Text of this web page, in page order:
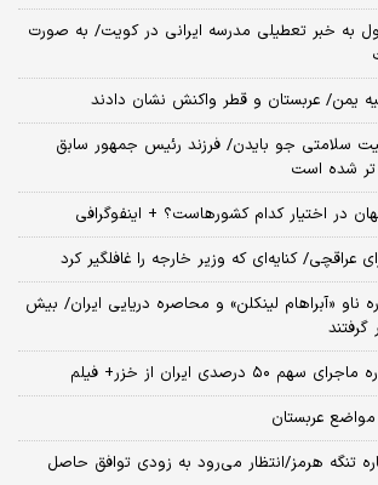
به خبر تعطیلی مدرسه ایرانی در کویت/ به صورت
یمن/ عربستان و قطر واکنش نشان دادند
سلامتی جو بایدن/ فرزند رئیس جمهور سابق
تر شده است
در اختیار کدام کشورهاست؟ + اینفوگرافی
عراقچی/ کنایه‌ای که وزیر خارجه را غافلگیر کرد
ناو «آبراهام لینکلن» و محاصره دریایی ایران/ بیش
ایران از خزر+ فیلم
عربستان
تنگه هرمز/انتظار می‌رود به زودی توافق حاصل